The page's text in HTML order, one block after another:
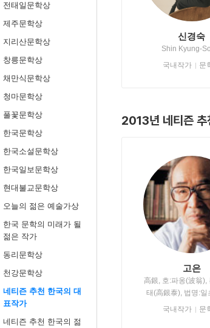
전태일문학상
제주문학상
지리산문학상
창릉문학상
채만식문학상
청마문학상
풀꽃문학상
한국문학상
한국소설문학상
한국일보문학상
현대불교문학상
오늘의 젊은 예술가상
한국 문학의 미래가 될
젊은 작가
동리문학상
천강문학상
네티즌 추천 한국의 대
표작가
네티즌 추천 한국의 젊
신경숙
Shin Kyung-
국내작가
문
2013년 네티즌 추
고은
高銀, 호:파옹(波翁),
태(高銀泰), 법명:일
국내작가
문